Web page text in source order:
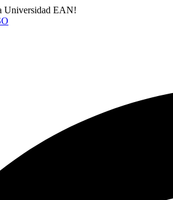
Universidad EAN!